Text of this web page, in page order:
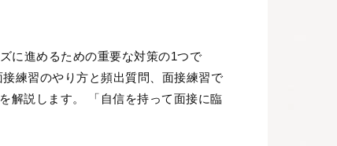
に進めるための重要な対策の1つで
練習のやり方と頻出質問、面接練習で
解説します。 「自信を持って面接に臨